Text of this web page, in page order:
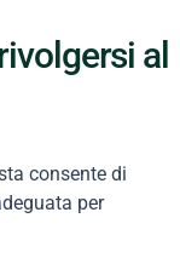
al
consente di
per